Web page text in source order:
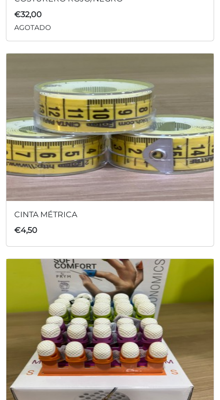
€32,00
AGOTADO
CINTA MÉTRICA
€4,50